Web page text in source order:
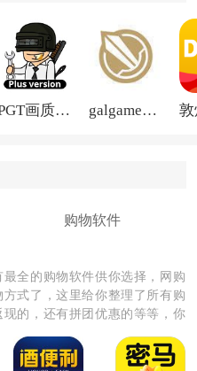
PGT画质助手旧版 galgame游戏盒子2026
购物软件
全的购物软件供你选择，网购
式了，这里给你整理了所有购
的，还有拼团优惠的等等，你
！